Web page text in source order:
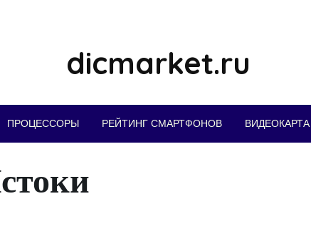
dicmarket.ru
ПРОЦЕССОРЫ РЕЙТИНГ СМАРТФОНОВ ВИДЕОКАРТА